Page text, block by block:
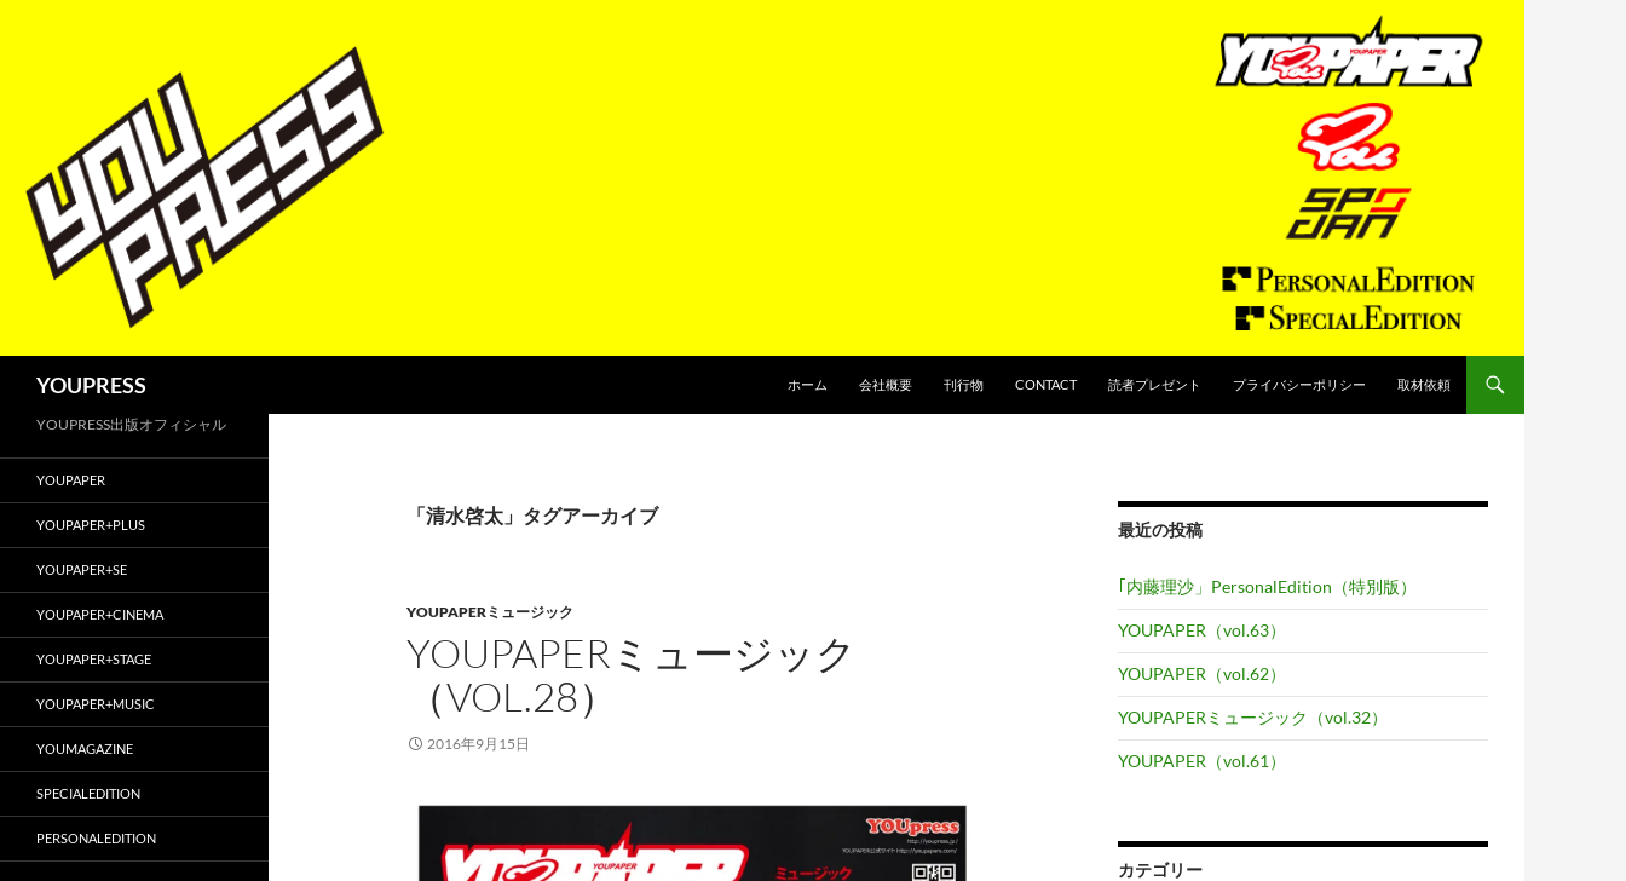
YOUPRESS ホーム 会社概要 刊行物 CONTACT 読者プレゼント プライバシーポリシー 取材依頼
「清水啓太」タグアーカイブ
YOUPAPERミュージック
YOUPAPERミュージック
（VOL.28）
2016年9月15日
最近の投稿
｢内藤理沙」PersonalEdition（特別版）
YOUPAPER（vol.63）
YOUPAPER（vol.62）
YOUPAPERミュージック（vol.32）
YOUPAPER（vol.61）
カテゴリー
YOUPRESS出版オフィシャル
YOUPAPER
YOUPAPER+PLUS
YOUPAPER+SE
YOUPAPER+CINEMA
YOUPAPER+STAGE
YOUPAPER+MUSIC
YOUMAGAZINE
SPECIALEDITION
PERSONALEDITION